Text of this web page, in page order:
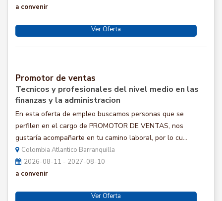
a convenir
Ver Oferta
Promotor de ventas
Tecnicos y profesionales del nivel medio en las
finanzas y la administracion
En esta oferta de empleo buscamos personas que se
perfilen en el cargo de PROMOTOR DE VENTAS, nos
gustaría acompañarte en tu camino laboral, por lo cu...
Colombia Atlantico Barranquilla
2026-08-11 - 2027-08-10
a convenir
Ver Oferta